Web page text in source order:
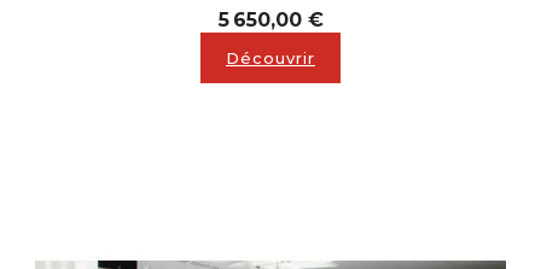
5 650,00 €Prix
Découvrir